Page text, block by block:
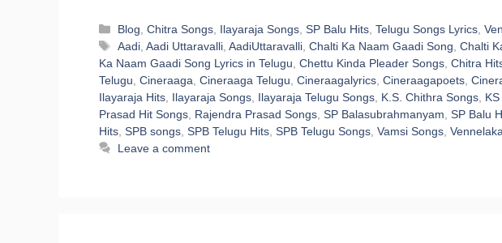
Categories
Blog ,Chitra Songs Ilayaraja Songs ,SP Balu Hits ,Telugu Songs Lyrics ,
Tags
Aadi ,Aadi Uttaravalli ,AadiUttaravalli ,Chalti Ka Naam Gaadi Song ,Chalti
Ka Naam Gaadi Song Lyrics in Telugu Chettu Kinda Pleader Songs Chitra
Telugu Cineraaga Cineraaga Telugu Cineraagalyrics Cineraagapoets
Ilayaraja Hits Ilayaraja Songs Ilayaraja Telugu Songs K.S. Chithra Songs
Prasad Hit Songs Rajendra Prasad Songs SP Balasubrahmanyam SP Balu
Hits SPB songs SPB Telugu Hits SPB Telugu Songs Vamsi Songs
Leave a comment